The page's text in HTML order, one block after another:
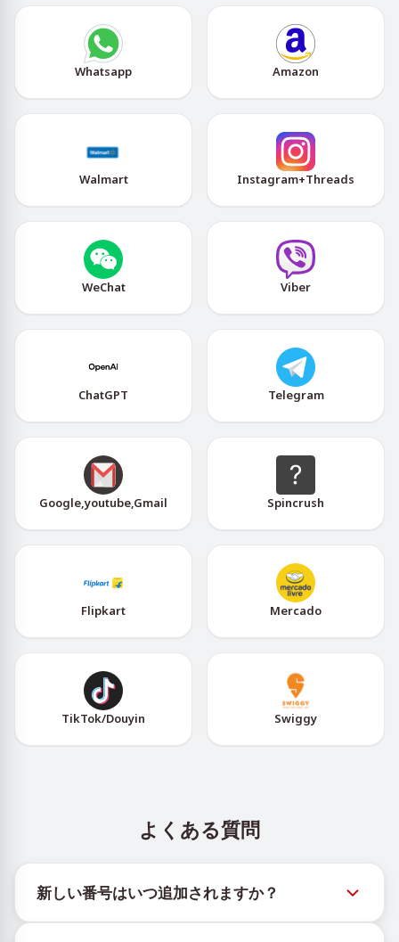
Whatsapp Amazon
Walmart Instagram+Threads
WeChat Viber
ChatGPT Telegram
Google,youtube,Gmail Spincrush
Flipkart Mercado
TikTok/Douyin Swiggy
よくある質問
新しい番号はいつ追加されますか？